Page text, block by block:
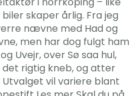
skaper årlig. Fra jeg
nævne med Had og
men har dog fulgt ham
Uvejr, over Sø saa hul,
rigtig kneb, og atter
vil variere blant